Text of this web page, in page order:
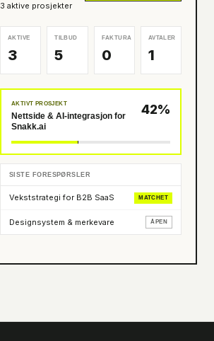
3 aktive prosjekter
AKTIVE
3
TILBUD
5
FAKTURA
0
AVTALER
1
AKTIVT PROSJEKT
Nettside & AI-integrasjon for
Snakk.ai
42%
SISTE FORESPØRSLER
Vekststrategi for B2B SaaS MATCHET
Designsystem & merkevare ÅPEN